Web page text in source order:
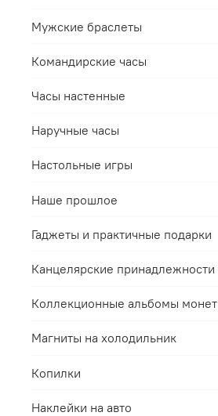
Мужские браслеты
Командирские часы
Часы настенные
Наручные часы
Настольные игры
Наше прошлое
Гаджеты и практичные подарки
Канцелярские принадлежности
Коллекционные альбомы монет
Магниты на холодильник
Копилки
Наклейки на авто